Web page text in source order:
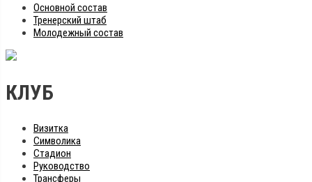
Основной состав
Тренерский штаб
Молодежный состав
КЛУБ
Визитка
Символика
Стадион
Руководство
Трансферы